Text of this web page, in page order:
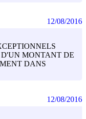
MONTANT DE
DANS
12/08/2016
12/08/2016